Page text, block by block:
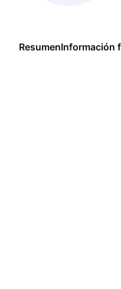
ResumenInformación